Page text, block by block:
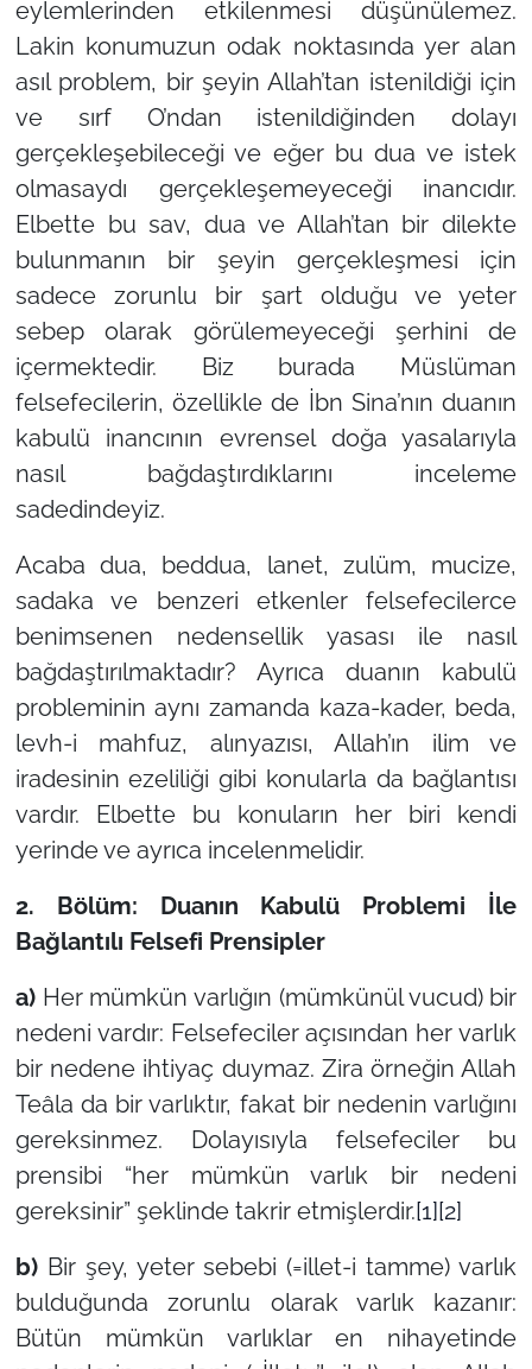
eylemlerinden etkilenmesi düşünülemez.
Lakin konumuzun odak noktasında yer alan
asıl problem, bir şeyin Allah’tan istenildiği için
ve sırf O’ndan istenildiğinden dolayı
gerçekleşebileceği ve eğer bu dua ve istek
olmasaydı gerçekleşemeyeceği inancıdır.
Elbette bu sav, dua ve Allah’tan bir dilekte
bulunmanın bir şeyin gerçekleşmesi için
sadece zorunlu bir şart olduğu ve yeter
sebep olarak görülemeyeceği şerhini de
içermektedir. Biz burada Müslüman
felsefecilerin, özellikle de İbn Sina’nın duanın
kabulü inancının evrensel doğa yasalarıyla
nasıl bağdaştırdıklarını inceleme
sadedindeyiz.
Acaba dua, beddua, lanet, zulüm, mucize,
sadaka ve benzeri etkenler felsefecilerce
benimsenen nedensellik yasası ile nasıl
bağdaştırılmaktadır? Ayrıca duanın kabulü
probleminin aynı zamanda kaza-kader, beda,
levh-i mahfuz, alınyazısı, Allah’ın ilim ve
iradesinin ezeliliği gibi konularla da bağlantısı
vardır. Elbette bu konuların her biri kendi
yerinde ve ayrıca incelenmelidir.
2. Bölüm: Duanın Kabulü Problemi İle
Bağlantılı Felsefi Prensipler
a) Her mümkün varlığın (mümkünül vucud) bir
nedeni vardır: Felsefeciler açısından her varlık
bir nedene ihtiyaç duymaz. Zira örneğin Allah
Teâla da bir varlıktır, fakat bir nedenin varlığını
gereksinmez. Dolayısıyla felsefeciler bu
prensibi “her mümkün varlık bir nedeni
gereksinir” şeklinde takrir etmişlerdir.[1][2]
b) Bir şey, yeter sebebi (=illet-i tamme) varlık
bulduğunda zorunlu olarak varlık kazanır:
Bütün mümkün varlıklar en nihayetinde